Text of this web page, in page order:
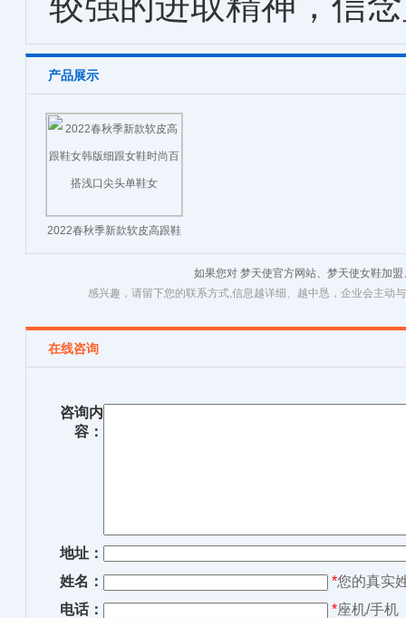
产品展示
2022春秋季新款软皮高跟鞋
女韩版细跟女鞋时尚百搭浅
口尖头单鞋女
如果您对 梦天使官方网站、梦天使女鞋加
感兴趣，请留下您的联系方式,信息越详细、越中恳，企业会主动
在线咨询
咨询内
容：
地址：
姓名：
*您的真实
电话：
*座机/手机